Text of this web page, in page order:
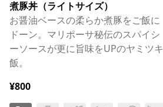
煮豚丼（ライトサイズ）
お醤油ベースの柔らか煮豚をご飯に
ドーン。マリポーサ秘伝のスパイシ
ーソースが更に旨味をUPのヤミツキ
飯。
¥800